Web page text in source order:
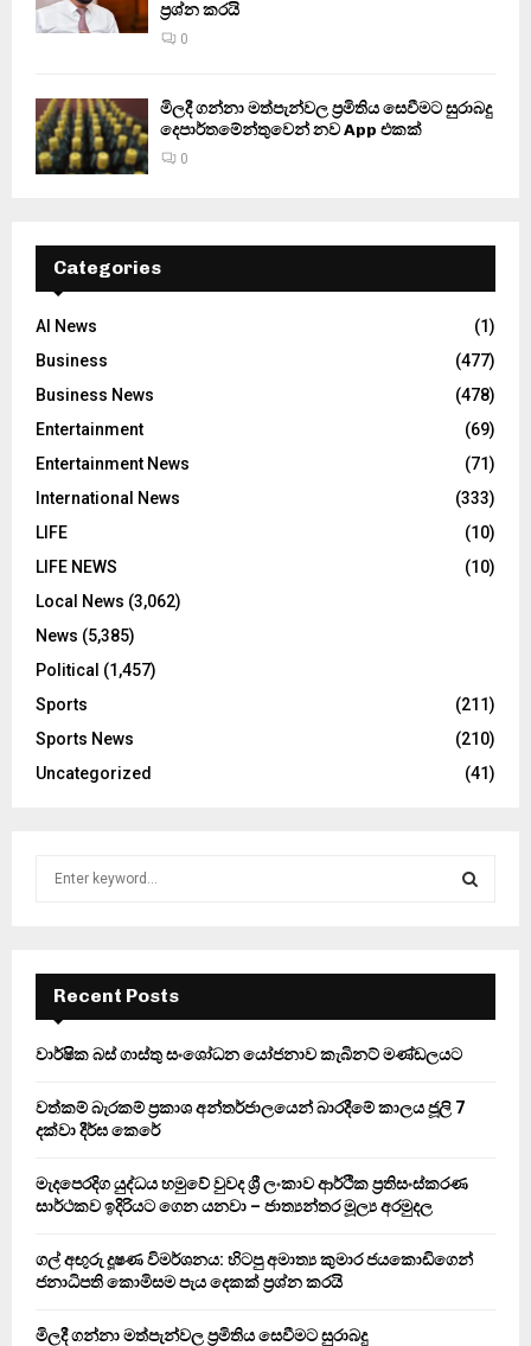
ප්‍රශ්න කරයි
0
මිලදී ගන්නා මත්පැන්වල ප්‍රමිතිය සෙවීමට සුරාබදු
දෙපාර්තමේන්තුවෙන් නව App එකක්
0
Categories
AI News
(1)
Business
(477)
Business News
(478)
Entertainment
(69)
Entertainment News
(71)
International News
(333)
LIFE
(10)
LIFE NEWS
(10)
Local News (3,062)
News (5,385)
Political (1,457)
Sports
(211)
Sports News
(210)
Uncategorized
(41)
f
r
E
A
Recent Posts
වාර්ෂික බස් ගාස්තු සංශෝධන යෝජනාව කැබිනට් මණ්ඩලයට
වත්කම් බැරකම් ප්‍රකාශ අන්තර්ජාලයෙන් බාරදීමේ කාලය ජූලි 7
දක්වා දීර්ඝ කෙරේ
මැදපෙරදිග යුද්ධය හමුවේ වුවද ශ්‍රී ලංකාව ආර්ථික ප්‍රතිසංස්කරණ
සාර්ථකව ඉදිරියට ගෙන යනවා – ජාත්‍යන්තර මූල්‍ය අරමුදල
ගල් අඟුරු දූෂණ විමර්ශනය: හිටපු අමාත්‍ය කුමාර ජයකොඩිගෙන්
ජනාධිපති කොමිසම පැය දෙකක් ප්‍රශ්න කරයි
මිලදී ගන්නා මත්පැන්වල ප්‍රමිතිය සෙවීමට සුරාබදු